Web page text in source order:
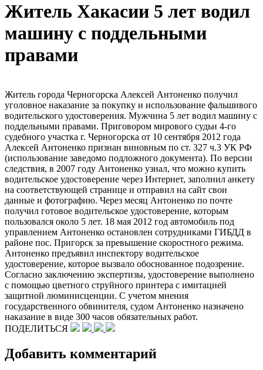
Житель Хакасии 5 лет водил
машину с поддельными
правами
Житель города Черногорска Алексей Антоненко получил
уголовное наказание за покупку и использование фальшивого
водительского удостоверения. Мужчина 5 лет водил машину с
поддельными правами. Приговором мирового судьи 4-го
судебного участка г. Черногорска от 10 сентября 2012 года
Алексей Антоненко признан виновным по ст. 327 ч.3 УК РФ
(использование заведомо подложного документа). По версии
следствия, в 2007 году Антоненко узнал, что можно купить
водительское удостоверение через Интернет, заполнил анкету
на соответствующей странице и отправил на сайт свои
данные и фотографию. Через месяц Антоненко по почте
получил готовое водительское удостоверение, которым
пользовался около 5 лет. 18 мая 2012 год автомобиль под
управлением Антоненко остановлен сотрудниками ГИБДД в
районе пос. Пригорск за превышение скоростного режима.
Антоненко предъявил инспектору водительское
удостоверение, которое вызвало обоснованное подозрение.
Согласно заключению экспертизы, удостоверение выполнено
с помощью цветного струйного принтера с имитацией
защитной люминисценции. С учетом мнения
государственного обвинителя, судом Антоненко назначено
наказание в виде 300 часов обязательных работ.
ПОДЕЛИТЬСЯ
Добавить комментарий